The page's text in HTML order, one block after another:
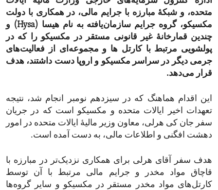
متحده، و شبکۀ مبارزه با جرایم مالی، در همکاری با دولت
مکسیکو، گروه جرایم سازمان‌یافته به نام هیسا (Hysa) و
چندین قمارخانۀ غیر قانونی مستقر در مکسیکو را که در
پولشویی مرتبط با کارتل ها و مجموعه‌ای از فعالیت‌های
جرمی دیگر در سراسر مکسیکو و اروپا دست داشتند، هدف
قرار می‌دهد.
این اقدام هماهنگ که در سیزدهم نومبر انجام شد، نتیجه
تعهدات اخیر ایالات متحده و مکسیکو است که در جریان
سفر جان کی هرلی، معاون وزیر مالیۀ ایالات متحده در امور
دهشت افگنی و اطلاعات مالی، به دست آمده است.
هدف سفر آقای هرلی برای همکاری نزدیک‌تر در مبارزه با
قاچاق مواد مخدر و جرایم مالی مرتبط با آن توسط
کارتل‌های مواد مخدر مستقر در مکسیکو و سایر گروه‌ها